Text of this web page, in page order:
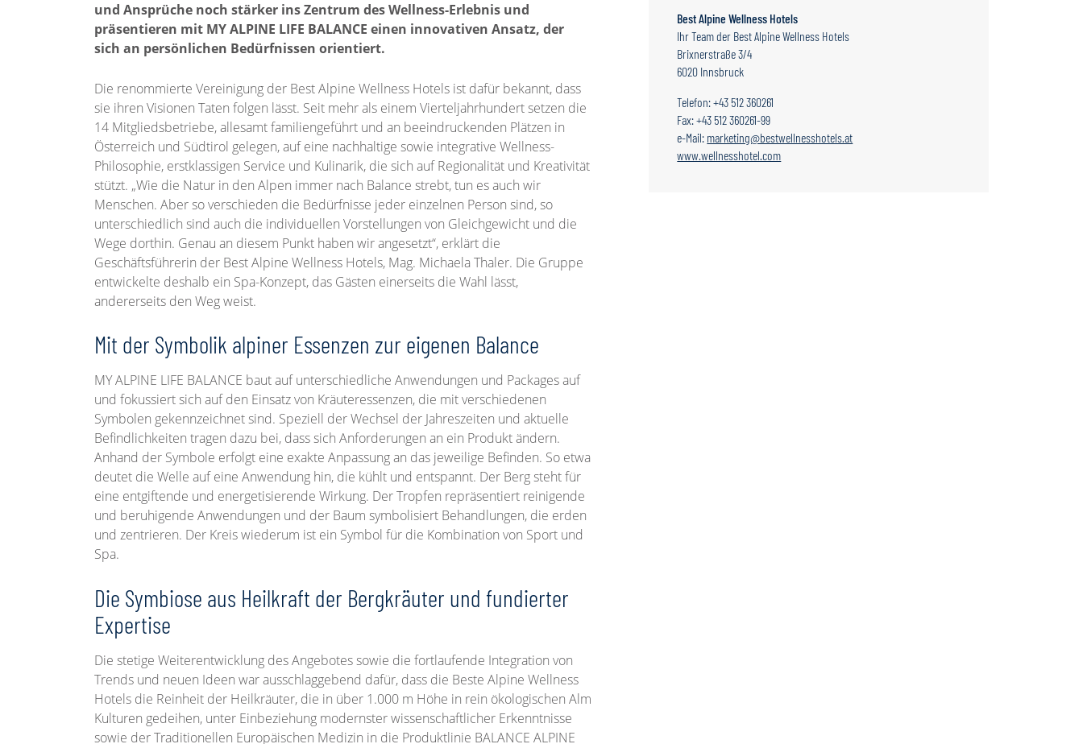
und Ansprüche noch stärker ins Zentrum des Wellness-Erlebnis und
präsentieren mit MY ALPINE LIFE BALANCE einen innovativen Ansatz, der
sich an persönlichen Bedürfnissen orientiert.
Die renommierte Vereinigung der Best Alpine Wellness Hotels ist dafür bekannt, dass
sie ihren Visionen Taten folgen lässt. Seit mehr als einem Vierteljahrhundert setzen die
14 Mitgliedsbetriebe, allesamt familiengeführt und an beeindruckenden Plätzen in
Österreich und Südtirol gelegen, auf eine nachhaltige sowie integrative Wellness-
Philosophie, erstklassigen Service und Kulinarik, die sich auf Regionalität und Kreativität
stützt. „Wie die Natur in den Alpen immer nach Balance strebt, tun es auch wir
Menschen. Aber so verschieden die Bedürfnisse jeder einzelnen Person sind, so
unterschiedlich sind auch die individuellen Vorstellungen von Gleichgewicht und die
Wege dorthin. Genau an diesem Punkt haben wir angesetzt“, erklärt die
Geschäftsführerin der Best Alpine Wellness Hotels, Mag. Michaela Thaler. Die Gruppe
entwickelte deshalb ein Spa-Konzept, das Gästen einerseits die Wahl lässt,
andererseits den Weg weist.
Mit der Symbolik alpiner Essenzen zur eigenen Balance
MY ALPINE LIFE BALANCE baut auf unterschiedliche Anwendungen und Packages auf
und fokussiert sich auf den Einsatz von Kräuteressenzen, die mit verschiedenen
Symbolen gekennzeichnet sind. Speziell der Wechsel der Jahreszeiten und aktuelle
Befindlichkeiten tragen dazu bei, dass sich Anforderungen an ein Produkt ändern.
Anhand der Symbole erfolgt eine exakte Anpassung an das jeweilige Befinden. So etwa
deutet die Welle auf eine Anwendung hin, die kühlt und entspannt. Der Berg steht für
eine entgiftende und energetisierende Wirkung. Der Tropfen repräsentiert reinigende
und beruhigende Anwendungen und der Baum symbolisiert Behandlungen, die erden
und zentrieren. Der Kreis wiederum ist ein Symbol für die Kombination von Sport und
Spa.
Die Symbiose aus Heilkraft der Bergkräuter und fundierter
Expertise
Die stetige Weiterentwicklung des Angebotes sowie die fortlaufende Integration von
Trends und neuen Ideen war ausschlaggebend dafür, dass die Beste Alpine Wellness
Hotels die Reinheit der Heilkräuter, die in über 1.000 m Höhe in rein ökologischen Alm
Kulturen gedeihen, unter Einbeziehung modernster wissenschaftlicher Erkenntnisse
sowie der Traditionellen Europäischen Medizin in die Produktlinie BALANCE ALPINE
Best Alpine Wellness Hotels
Ihr Team der Best Alpine Wellness Hotels
Brixnerstraße 3/4
6020 Innsbruck
Telefon: +43 512 360261
Fax: +43 512 360261-99
e-Mail: marketing@bestwellnesshotels.at
www.wellnesshotel.com